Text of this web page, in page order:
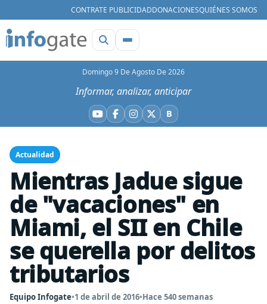
CONTRATE PUBLICIDADDONACIONESQUIÉNES SOMOS
Domingo 9 De Agosto De 2026
Informar, analizar, anticipar
YouTube
Facebook
Instagram
X BBluesky
Actualidad
Mientras Jadue sigue
de "vacaciones" en
Miami, el SII en Chile
se querella por delitos
tributarios
Equipo Infogate•1 de abril de 2016•Hace 540 semanas